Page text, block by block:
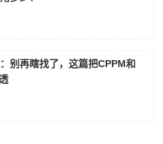
别再瞎找了，这篇把CPPM和